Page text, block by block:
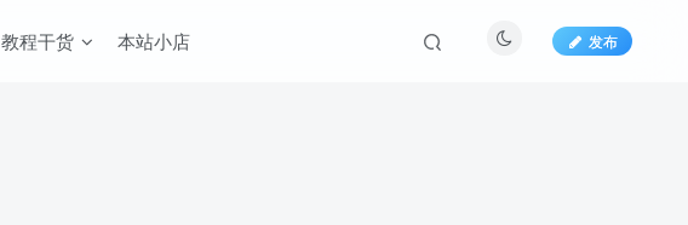
教程干货 本站小店 发布